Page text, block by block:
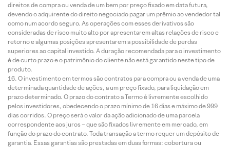
direitos de compra ou venda de um bem por preço fixado em data futura,
devendo o adquirente do direito negociado pagar um prêmio ao vendedor tal
como num acordo seguro. As operações com esses derivativos são
consideradas de risco muito alto por apresentarem altas relações de risco e
retorno e algumas posições apresentarem a possibilidade de perdas
superiores ao capital investido. A duração recomendada para o investimento
é de curto prazo e o patrimônio do cliente não está garantido neste tipo de
produto.
O investimento em termos são contratos para compra ou a venda de uma
determinada quantidade de ações, a um preço fixado, para liquidação em
prazo determinado. O prazo do contrato a Termo é livremente escolhido
pelos investidores, obedecendo o prazo mínimo de 16 dias e máximo de 999
dias corridos. O preço será o valor da ação adicionado de uma parcela
correspondente aos juros – que são fixados livremente em mercado, em
função do prazo do contrato. Toda transação a termo requer um depósito de
garantia. Essas garantias são prestadas em duas formas: cobertura ou